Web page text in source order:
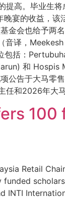
提高。毕业生
宴的收益，
金会也给予两
音译，
包括：
和 Hospis
公告于大马零
和2026年大
Retail
INTI